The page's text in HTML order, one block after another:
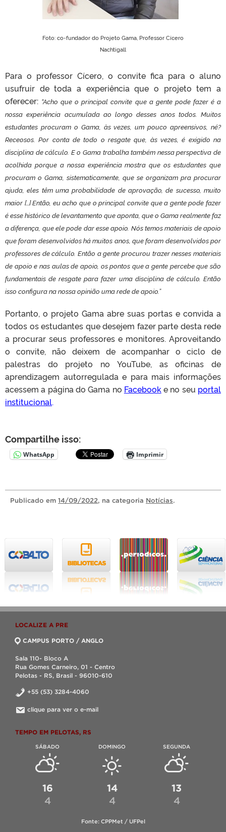
Foto: co-fundador do Projeto Gama, Professor Cícero
Nachtigall
Para o professor Cícero, o convite fica para o aluno
usufruir de toda a experiência que o projeto tem a
oferecer: “Acho que o principal convite que a gente pode fazer é a
nossa experiência acumulada ao longo desses anos todos. Muitos
estudantes procuram o Gama, às vezes, um pouco apreensivos, né?
Receosos. Por conta de todo o resgate que, às vezes, é exigido na
disciplina de cálculo. E o Gama trabalha também nessa perspectiva de
acolhida porque a nossa experiência mostra que os estudantes que
procuram o Gama, sistematicamente, que se organizam pra procurar
ajuda, eles têm uma probabilidade de aprovação, de sucesso, muito
maior […] Então, eu acho que o principal convite que a gente pode fazer
é esse histórico de levantamento que aponta, que o Gama realmente faz
a diferença, que ele pode dar esse apoio. Nós temos materiais de apoio
que foram desenvolvidos há muitos anos, que foram desenvolvidos por
professores de cálculo. Então a gente procurou trazer nesses materiais
de apoio e nas aulas de apoio, os pontos que a gente percebe que são
fundamentais de resgate para fazer uma disciplina de cálculo. Então
isso configura na nossa opinião uma rede de apoio.”
Portanto, o projeto Gama abre suas portas e convida a
todos os estudantes que desejem fazer parte desta rede
a procurar seus professores e monitores. Aproveitando
o convite, não deixem de acompanhar o ciclo de
palestras do projeto no YouTube, as oficinas de
aprendizagem autorregulada e para mais informações
acessem a página do Gama no Facebook e no seu portal
institucional.
Compartilhe isso:
WhatsApp Imprimir
Publicado em 14/09/2022, na categoria Notícias.
LOCALIZE A PRE
CAMPUS PORTO / ANGLO
Sala 110- Bloco A
Rua Gomes Carneiro, 01 - Centro
Pelotas - RS, Brasil - 96010-610
+55 (53) 3284-4060
clique para ver o e-mail
TEMPO EM PELOTAS, RS
SÁBADO
16
4
DOMINGO
14
4
SEGUNDA
13
4
Fonte: CPPMet / UFPel